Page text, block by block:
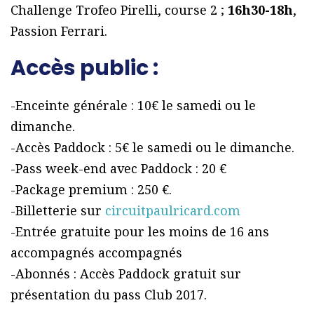
Challenge Trofeo Pirelli, course 2 ; 16h30-18h,
Passion Ferrari.
Accès public :
-Enceinte générale : 10€ le samedi ou le
dimanche.
-Accès Paddock : 5€ le samedi ou le dimanche.
-Pass week-end avec Paddock : 20 €
-Package premium : 250 €.
-Billetterie sur circuitpaulricard.com
-Entrée gratuite pour les moins de 16 ans
accompagnés accompagnés
-Abonnés : Accès Paddock gratuit sur
présentation du pass Club 2017.